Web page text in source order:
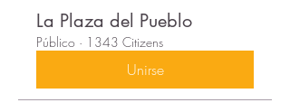
La Plaza del Pueblo
Público · 1343 Citizens
Unirse